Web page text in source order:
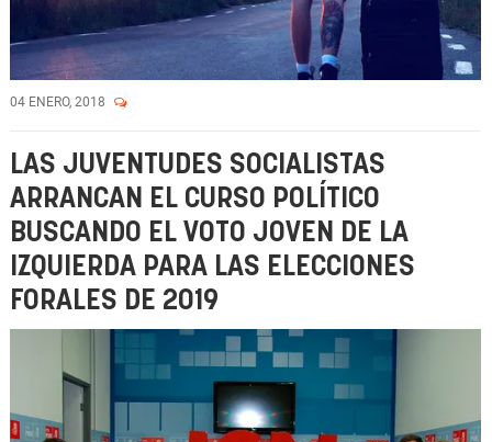
04 ENERO, 2018
LAS JUVENTUDES SOCIALISTAS
ARRANCAN EL CURSO POLÍTICO
BUSCANDO EL VOTO JOVEN DE LA
IZQUIERDA PARA LAS ELECCIONES
FORALES DE 2019